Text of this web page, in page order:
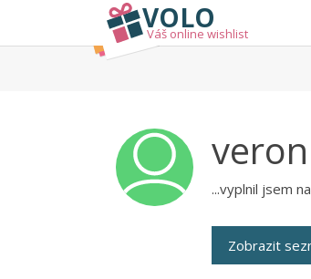
VOLO
Váš online wishlist
veron
...vyplnil jsem
Zobrazit